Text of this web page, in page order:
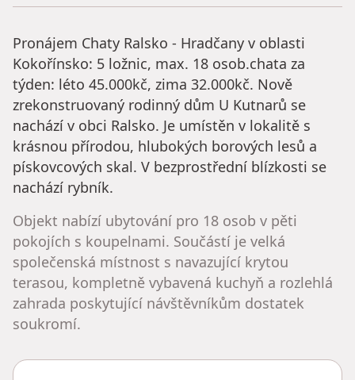
Pronájem Chaty Ralsko - Hradčany v oblasti
Kokořínsko: 5 ložnic, max. 18 osob.chata za
týden: léto 45.000kč, zima 32.000kč. Nově
zrekonstruovaný rodinný dům U Kutnarů se
nachází v obci Ralsko. Je umístěn v lokalitě s
krásnou přírodou, hlubokých borových lesů a
pískovcových skal. V bezprostřední blízkosti se
nachází rybník.
Objekt nabízí ubytování pro 18 osob v pěti
pokojích s koupelnami. Součástí je velká
společenská místnost s navazující krytou
terasou, kompletně vybavená kuchyň a rozlehlá
zahrada poskytující návštěvníkům dostatek
soukromí.